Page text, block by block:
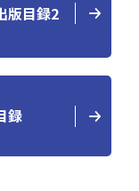
版目録2
録